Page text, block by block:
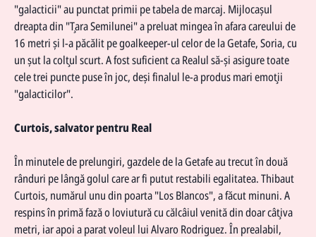
"galacticii" au punctat primii pe tabela de marcaj. Mijlocaşul
dreapta din "Ţara Semilunei" a preluat mingea în afara careului de
16 metri şi l-a păcălit pe goalkeeper-ul celor de la Getafe, Soria, cu
un şut la colţul scurt. A fost suficient ca Realul să-şi asigure toate
cele trei puncte puse în joc, deşi finalul le-a produs mari emoţii
"galacticilor".
Curtois, salvator pentru Real
În minutele de prelungiri, gazdele de la Getafe au trecut în două
rânduri pe lângă golul care ar fi putut restabili egalitatea. Thibaut
Curtois, numărul unu din poarta "Los Blancos", a făcut minuni. A
respins în primă fază o loviutură cu călcâiul venită din doar câţiva
metri, iar apoi a parat voleul lui Alvaro Rodriguez. În prealabil,